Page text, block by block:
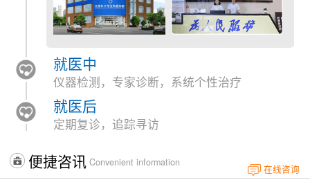
就医中
仪器检测，专家诊断，系统个性治疗
就医后
定期复诊，追踪寻访
便捷咨讯 Convenient information
在线咨询